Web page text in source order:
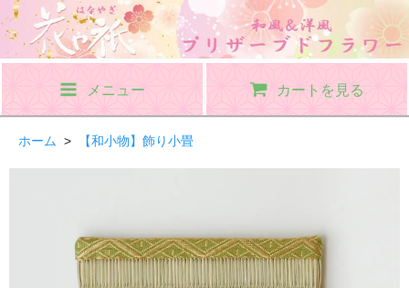
メニュー カートを見る
ホーム > 【和小物】飾り小畳